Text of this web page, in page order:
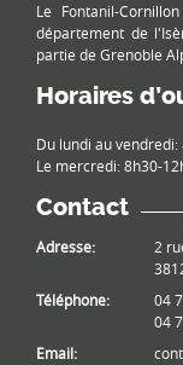
Le Fontanil-
département de
partie de Grenoble
Horaires
Du lundi au vendredi:
Le mercredi: 8h30-
Contact
Adresse:
2
Téléphone:
04
04
Email: